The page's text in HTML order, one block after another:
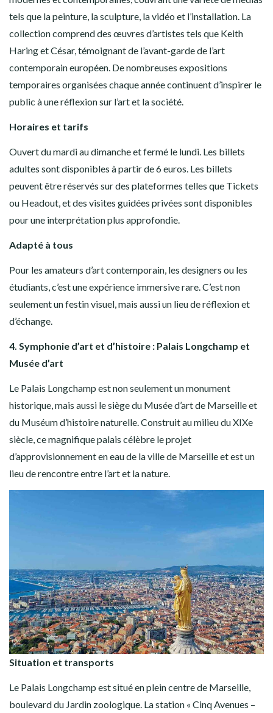
tels que la peinture, la sculpture, la vidéo et l’installation. La
collection comprend des œuvres d’artistes tels que Keith
Haring et César, témoignant de l’avant-garde de l’art
contemporain européen. De nombreuses expositions
temporaires organisées chaque année continuent d’inspirer le
public à une réflexion sur l’art et la société.
Horaires et tarifs
Ouvert du mardi au dimanche et fermé le lundi. Les billets
adultes sont disponibles à partir de 6 euros. Les billets
peuvent être réservés sur des plateformes telles que Tickets
ou Headout, et des visites guidées privées sont disponibles
pour une interprétation plus approfondie.
Adapté à tous
Pour les amateurs d’art contemporain, les designers ou les
étudiants, c’est une expérience immersive rare. C’est non
seulement un festin visuel, mais aussi un lieu de réflexion et
d’échange.
4. Symphonie d’art et d’histoire : Palais Longchamp et
Musée d’art
Le Palais Longchamp est non seulement un monument
historique, mais aussi le siège du Musée d’art de Marseille et
du Muséum d’histoire naturelle. Construit au milieu du XIXe
siècle, ce magnifique palais célèbre le projet
d’approvisionnement en eau de la ville de Marseille et est un
lieu de rencontre entre l’art et la nature.
Situation et transports
Le Palais Longchamp est situé en plein centre de Marseille,
boulevard du Jardin zoologique. La station « Cinq Avenues –